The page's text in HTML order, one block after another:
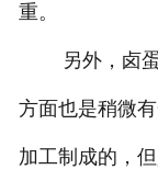
重。
另外，卤蛋
方面也是稍微
加工制成的，